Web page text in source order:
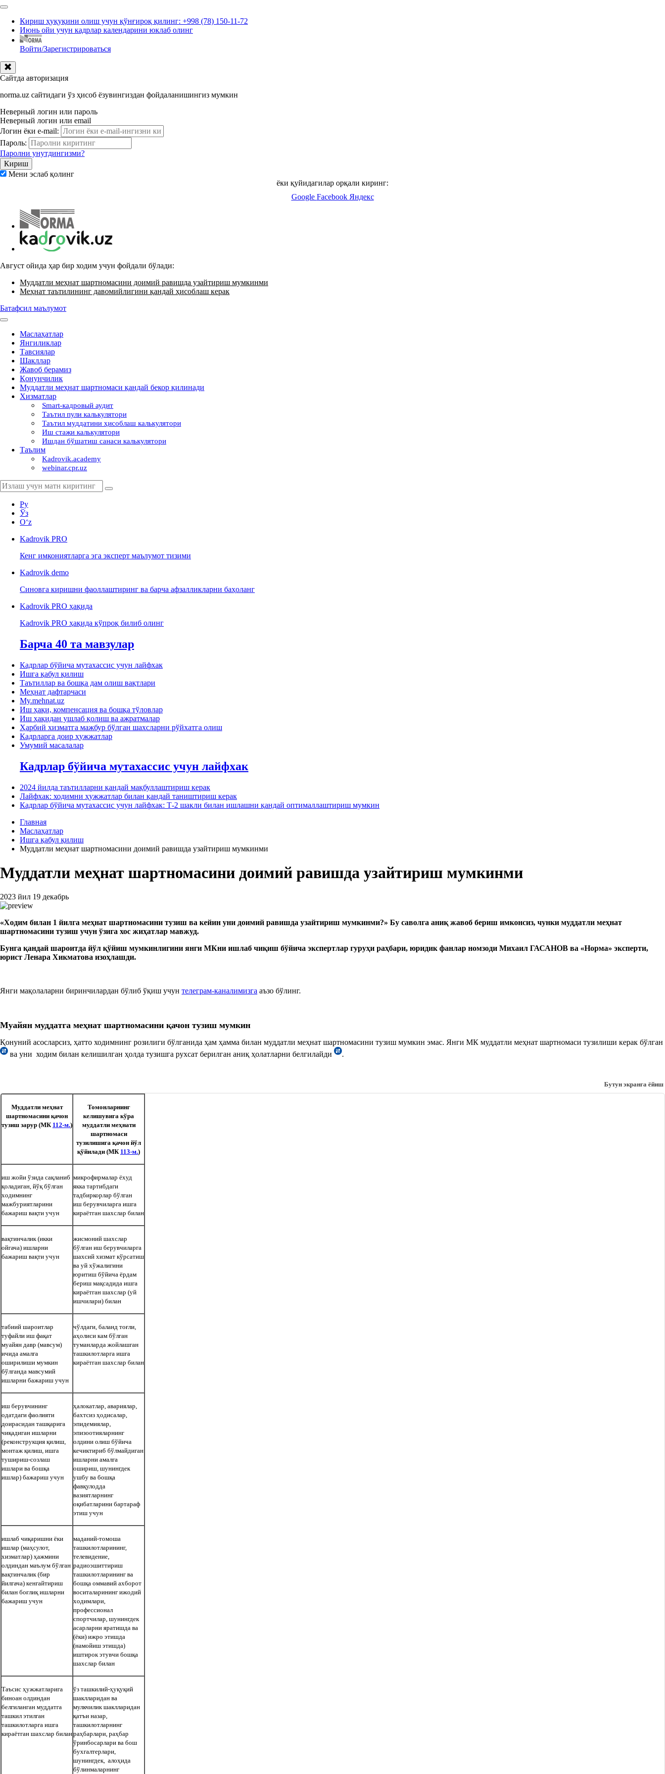
Кириш ҳуқуқини олиш учун қўнғироқ қилинг: +998 (78) 150-11-72
Июнь ойи учун кадрлар календарини юклаб олинг
Войти/Зарегистрироваться
Сайтда авторизация
norma.uz сайтидаги ўз ҳисоб ёзувингиздан фойдаланишингиз мумкин
Неверный логин или пароль
Неверный логин или email
Логин ёки e-mail:
Пароль:
Паролни унутдингизми?
Мени эслаб қолинг
ёки қуйидагилар орқали киринг:
Google Facebook Яндекс
Август ойида ҳар бир ходим учун фойдали бўлади:
Муддатли меҳнат шартномасини доимий равишда узайтириш мумкинми
Меҳнат таътилининг давомийлигини қандай ҳисоблаш керак
Батафсил маълумот
Маслаҳатлар
Янгиликлар
Тавсиялар
Шакллар
Жавоб берамиз
Қонунчилик
Муддатли меҳнат шартномаси қандай бекор қилинади
Хизматлар
Smart-кадровый аудит
Таътил пули калькулятори
Таътил муддатини ҳисоблаш калькулятори
Иш стажи калькулятори
Ишдан бўшатиш санаси калькулятори
Таълим
Kadrovik.academy
webinar.cpr.uz
Ру
Ўз
Oʻz
Kadrovik PRO
Кенг имкониятларга эга эксперт маълумот тизими
Kadrovik demo
Синовга киришни фаоллаштиринг ва барча афзалликларни баҳоланг
Kadrovik PRO ҳақида
Kadrovik PRO ҳақида кўпроқ билиб олинг
Барча 40 та мавзулар
Кадрлар бўйича мутахассис учун лайфхак
Ишга қабул қилиш
Таътиллар ва бошқа дам олиш вақтлари
Меҳнат дафтарчаси
My.mehnat.uz
Иш ҳақи, компенсация ва бошқа тўловлар
Иш ҳақидан ушлаб қолиш ва ажратмалар
Ҳарбий хизматга мажбур бўлган шахсларни рўйхатга олиш
Кадрларга доир ҳужжатлар
Умумий масалалар
Кадрлар бўйича мутахассис учун лайфхак
2024 йилда таътилларни қандай мақбуллаштириш керак
Лайфхак: ходимни ҳужжатлар билан қандай таништириш керак
Кадрлар бўйича мутахассис учун лайфхак: Т-2 шакли билан ишлашни қандай оптималлаштириш мумкин
Главная
Маслаҳатлар
Ишга қабул қилиш
Муддатли меҳнат шартномасини доимий равишда узайтириш мумкинми
Муддатли меҳнат шартномасини доимий равишда узайтириш мумкинми
2023 йил 19 декабрь
«Ходим билан 1 йилга меҳнат шартномасини тузиш ва кейин уни доимий равишда узайтириш мумкинми?» Бу саволга аниқ жавоб бериш имконсиз, чунки муддатли меҳнат
шартномасини тузиш учун ўзига хос жиҳатлар мавжуд.
Бунга қандай шароитда йўл қўйиш мумкинлигини янги МКни ишлаб чиқиш бўйича экспертлар гуруҳи раҳбари, юридик фанлар номзоди Михаил ГАСАНОВ ва «Норма» эксперти,
юрист Ленара Хикматова изоҳлашди.
Янги мақолаларни биринчилардан бўлиб ўқиш учун телеграм-каналимизга аъзо бўлинг.
Муайян муддатга меҳнат шартномасини қачон тузиш мумкин
Қонуний асосларсиз, ҳатто ходимнинг розилиги бўлганида ҳам ҳамма билан муддатли меҳнат шартномасини тузиш мумкин эмас. Янги МК муддатли меҳнат шартномаси тузилиши керак бўлган
ва уни ходим билан келишилган ҳолда тузишга рухсат берилган аниқ ҳолатларни белгилайди
.
Муддатли меҳнат
шартномасини қачон
тузиш зарур (МК 112-м.)
Томонларнинг
келишувига кўра
муддатли меҳнати
шартномаси
тузилишига қачон йўл
қўйилади (МК 113-м.)
иш жойи ўзида сақланиб
қоладиган, йўқ бўлган
ходимнинг
мажбуриятларини
бажариш вақти учун
микрофирмалар ёхуд
якка тартибдаги
тадбиркорлар бўлган
иш берувчиларга ишга
кираётган шахслар билан
вақтинчалик (икки
ойгача) ишларни
бажариш вақти учун
жисмоний шахслар
бўлган иш берувчиларга
шахсий хизмат кўрсатиш
ва уй хўжалигини
юритиш бўйича ёрдам
бериш мақсадида ишга
кираётган шахслар (уй
ишчилари) билан
табиий шароитлар
туфайли иш фақат
муайян давр (мавсум)
ичида амалга
оширилиши мумкин
бўлганда мавсумий
ишларни бажариш учун
чўлдаги, баланд тоғли,
аҳолиси кам бўлган
туманларда жойлашган
ташкилотларга ишга
кираётган шахслар билан
иш берувчининг
одатдаги фаолияти
доирасидан ташқарига
чиқадиган ишларни
(реконструкция қилиш,
монтаж қилиш, ишга
тушириш-созлаш
ишлари ва бошқа
ишлар) бажариш учун
ҳалокатлар, авариялар,
бахтсиз ҳодисалар,
эпидемиялар,
эпизоотияларнинг
олдини олиш бўйича
кечиктириб бўлмайдиган
ишларни амалга
ошириш, шунингдек
ушбу ва бошқа
фавқулодда
вазиятларнинг
оқибатларини бартараф
этиш учун
ишлаб чиқаришни ёки
ишлар (маҳсулот,
хизматлар) ҳажмини
олдиндан маълум бўлган
вақтинчалик (бир
йилгача) кенгайтириш
билан боғлиқ ишларни
бажариш учун
маданий-томоша
ташкилотларининг,
телевидение,
радиоэшиттириш
ташкилотларининг ва
бошқа оммавий ахборот
воситаларининг ижодий
ходимлари,
профессионал
спортчилар, шунингдек
асарларни яратишда ва
(ёки) ижро этишда
(намойиш этишда)
иштирок этувчи бошқа
шахслар билан
Таъсис ҳужжатларига
биноан олдиндан
белгиланган муддатга
ташкил этилган
ташкилотларга ишга
кираётган шахслар билан
ўз ташкилий-ҳуқуқий
шаклларидан ва
мулкчилик шаклларидан
қатъи назар,
ташкилотларнинг
раҳбарлари, раҳбар
ўринбосарлари ва бош
бухгалтерлари,
шунингдек, алоҳида
бўлинмаларнинг
Бутун экранга ёйиш